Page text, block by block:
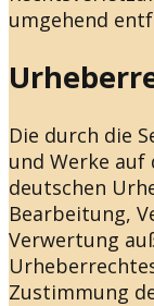
umgehend
Die durch die
und Werke auf
deutschen
Bearbeitung,
Verwertung
Zustimmung